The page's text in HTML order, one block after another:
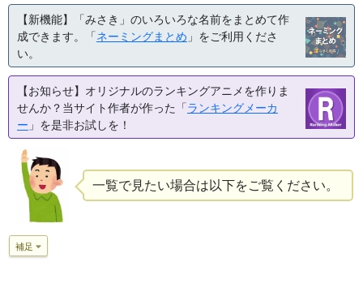
【新機能】「みさき」のいろいろな名前をまとめて作
成できます。「ネーミングまとめ 」をご利用くださ
い。
【お知らせ】オリジナルのランキングアニメを作りま
せんか？当サイト作者が作った「ランキングメーカ
ー 」を是非お試しを！
一覧で見たい場合は以下をご覧ください。
補足